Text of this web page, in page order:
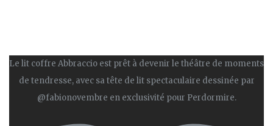
Le lit coffre Abbraccio est prêt à devenir le théâtre de moments
de tendresse, avec sa tête de lit spectaculaire dessinée par
@fabionovembre en exclusivité pour Perdormire.